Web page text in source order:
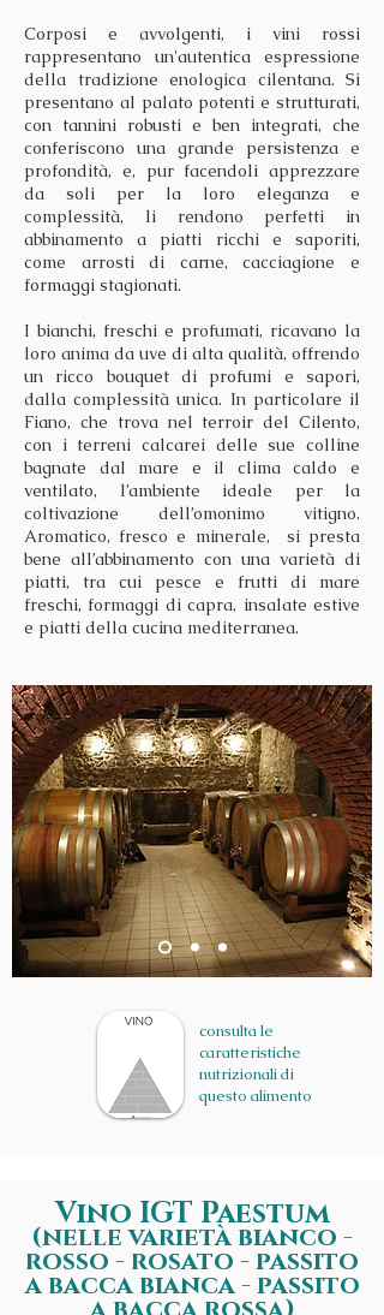
Corposi e avvolgenti, i vini rossi
rappresentano un'autentica espressione
della tradizione enologica cilentana. Si
presentano al palato potenti e strutturati,
con tannini robusti e ben integrati, che
conferiscono una grande persistenza e
profondità, e, pur facendoli apprezzare
da soli per la loro eleganza e
complessità, li rendono perfetti in
abbinamento a piatti ricchi e saporiti,
come arrosti di carne, cacciagione e
formaggi stagionati.
I bianchi, freschi e profumati, ricavano la
loro anima da uve di alta qualità, offrendo
un ricco bouquet di profumi e sapori,
dalla complessità unica. In particolare il
Fiano, che trova nel terroir del Cilento,
con i terreni calcarei delle sue colline
bagnate dal mare e il clima caldo e
ventilato, l’ambiente ideale per la
coltivazione dell’omonimo vitigno.
Aromatico, fresco e minerale, si presta
bene all’abbinamento con una varietà di
piatti, tra cui pesce e frutti di mare
freschi, formaggi di capra, insalate estive
e piatti della cucina mediterranea.
consulta le
caratteristiche
nutrizionali di
questo alimento
Vino IGT Paestum
(nelle varietà bianco -
rosso - rosato - passito
a bacca bianca - passito